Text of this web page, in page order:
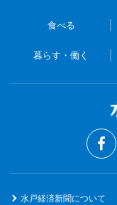
食べる
暮らす・働く
水戸経済新聞について